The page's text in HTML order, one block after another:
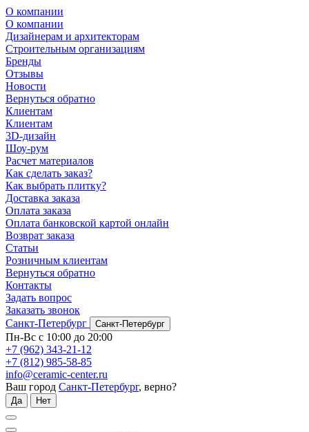
О компании
О компании
Дизайнерам и архитекторам
Строительным организациям
Бренды
Отзывы
Новости
Вернуться обратно
Клиентам
Клиентам
3D-дизайн
Шоу-рум
Расчет материалов
Как сделать заказ?
Как выбрать плитку?
Доставка заказа
Оплата заказа
Оплата банковской картой онлайн
Возврат заказа
Статьи
Розничным клиентам
Вернуться обратно
Контакты
Задать вопрос
Заказать звонок
Санкт-Петербург
Санкт-Петербург
Пн-Вс с 10:00 до 20:00
+7 (962) 343-21-12
+7 (812) 985-58-85
info@ceramic-center.ru
Ваш город Санкт-Петербург, верно?
Да Нет